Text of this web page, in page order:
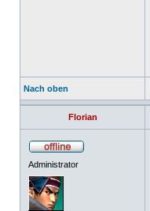
Nach oben
Florian
Administrator